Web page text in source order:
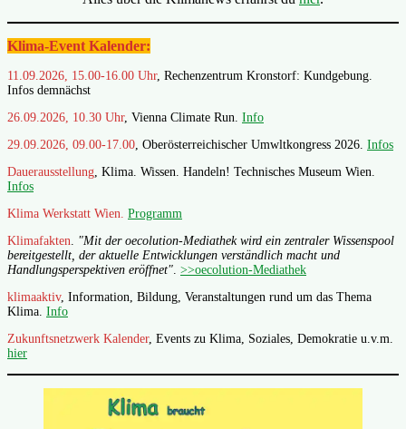
Klima-Event Kalender:
11.09.2026, 15.00-16.00 Uhr, Rechenzentrum Kronstorf: Kundgebung.
Infos demnächst
26.09.2026, 10.30 Uhr, Vienna Climate Run. Info
29.09.2026, 09.00-17.00, Oberösterreichischer Umwltkongress 2026. Infos
Dauerausstellung, Klima. Wissen. Handeln! Technisches Museum Wien.
Infos
Klima Werkstatt Wien. Programm
Klimafakten. "Mit der oecolution-Mediathek wird ein zentraler Wissenspool
bereitgestellt, der aktuelle Entwicklungen verständlich macht und
Handlungsperspektiven eröffnet". >>oecolution-Mediathek
klimaaktiv, Information, Bildung, Veranstaltungen rund um das Thema
Klima. Info
Zukunftsnetzwerk Kalender, Events zu Klima, Soziales, Demokratie u.v.m.
hier